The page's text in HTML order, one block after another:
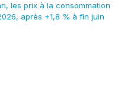
les prix à la consommation
après +1,8 % à fin juin